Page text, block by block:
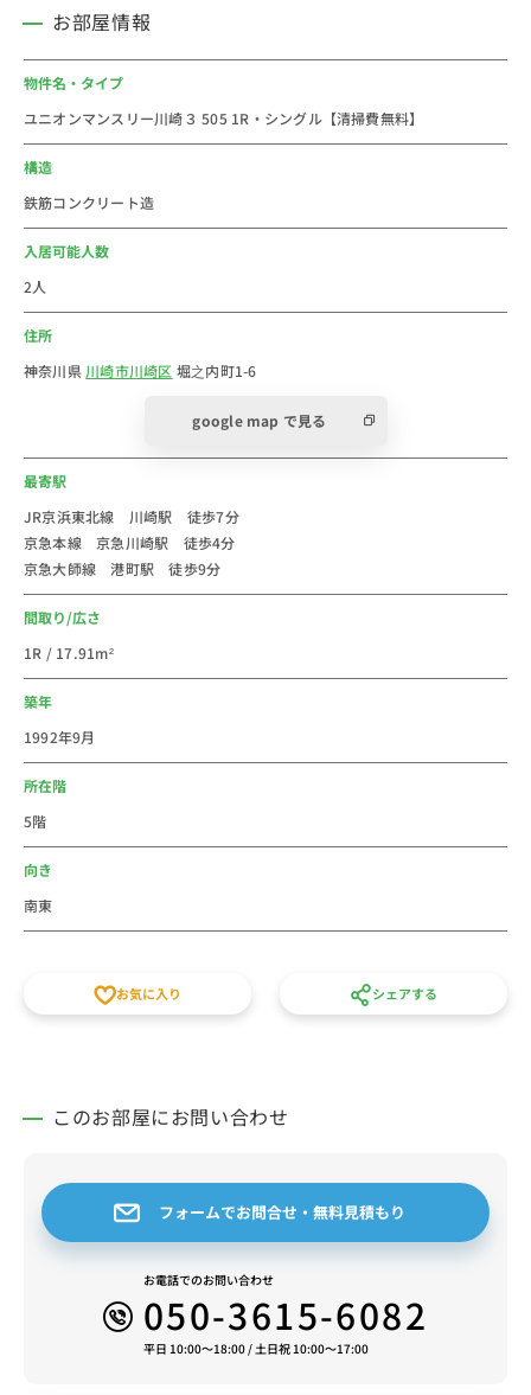
〇ローソン・・・徒歩2分（130m）
〇食品館あおば・・・徒歩5分（400m）
ー・マンスリーマンション物件です。川崎市(Kawasaki
City)川崎区は、川崎市を構成する7行政区のうちの一つ
川崎市の人口は約155万人。人口は増え続けています。
横浜ー川崎ー品川と利便性が高く、多くの人が集まり、
ア。川崎駅は横浜方面へのアクセスも抜群で、横浜駅ま
では約7分でアクセス可能。
川崎駅周辺には、ラゾーナ川崎プラザが代表するショッ
ピングセンター、アトレ川崎、川崎アゼリア、川崎モア
ーズ、ラ チッタデッラ、川崎ルフロン、川崎ダイス、
ミューザ川崎があり年齢層問わずお買い物をお楽しみい
ただけます。ショッピングをするのであれば川崎駅の商
業施設の数は、神奈川でトップクラス。飲食店は、天龍
銀座街店、つけめん 三三㐂ラーメン天下一品 川崎店、
法人のご利用は社宅・寮からの切替で経費削減が出来る
マンスリーマンションとしてご利用ください間取りなど
様のご予約をお待ちしております。
お部屋情報
物件名・タイプ
ユニオンマンスリー川崎３ 505 1R・シングル【清掃費無料】
構造
鉄筋コンクリート造
入居可能人数
2人
住所
神奈川県 川崎市川崎区 堀之内町1-6
google map で見る
最寄駅
JR京浜東北線 川崎駅 徒歩7分
京急本線 京急川崎駅 徒歩4分
京急大師線 港町駅 徒歩9分
間取り/広さ
1R / 17.91m²
築年
1992年9月
所在階
5階
向き
南東
お気に入り シェアする
このお部屋にお問い合わせ
フォームでお問合せ・無料見積もり
お電話でのお問い合わせ
050-3615-6082
平日 10:00～18:00 / 土日祝 10:00～17:00